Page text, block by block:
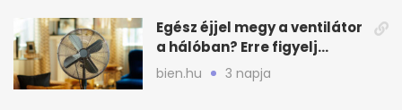
Egész éjjel megy a ventilátor
a hálóban? Erre figyelj
alvásnál nyáron
bien.hu 3 napja